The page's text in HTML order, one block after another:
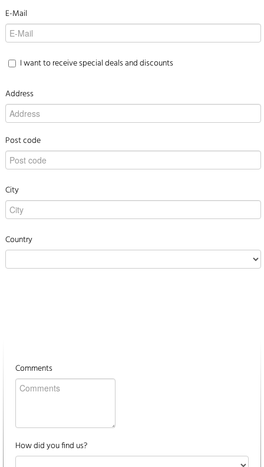
E-Mail
I want to receive special deals and discounts
Address
Post code
City
Country
Comments
How did you find us?